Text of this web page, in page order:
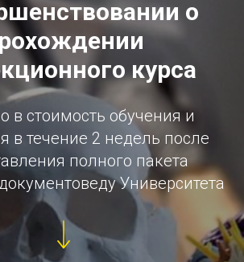
о
курса
в стоимость обучения и
в течение 2 недель после
полного пакета
Университета